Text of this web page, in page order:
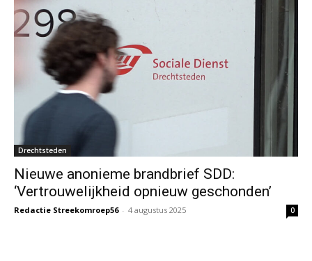
Drechtsteden
Nieuwe anonieme brandbrief SDD:
‘Vertrouwelijkheid opnieuw geschonden’
Redactie Streekomroep56 - 4 augustus 2025 0